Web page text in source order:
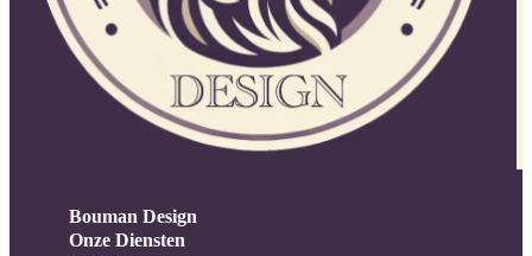
Bouman Design
Onze Diensten